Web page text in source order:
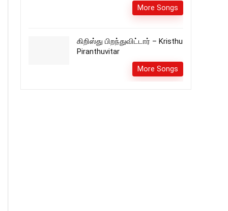
More Songs
கிறிஸ்து பிறந்துவிட்டார் – Kristhu
Piranthuvitar
More Songs